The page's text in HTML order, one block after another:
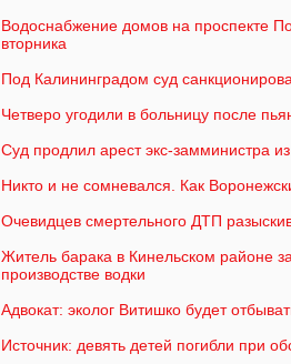
Водоснабжение домов на проспекте
вторника
Под Калининградом суд
Четверо угодили в больницу после
Суд продлил арест экс-замминистра
Никто и не сомневался. Как
Очевидцев смертельного ДТП
Житель барака в Кинельском районе
производстве водки
Адвокат: эколог Витишко будет
Источник: девять детей погибли при